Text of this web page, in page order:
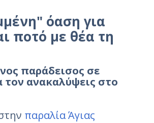
όαση για
ποτό με θέα τη
παράδεισος σε
τον ανακαλύψεις στο
παραλία Άγιας